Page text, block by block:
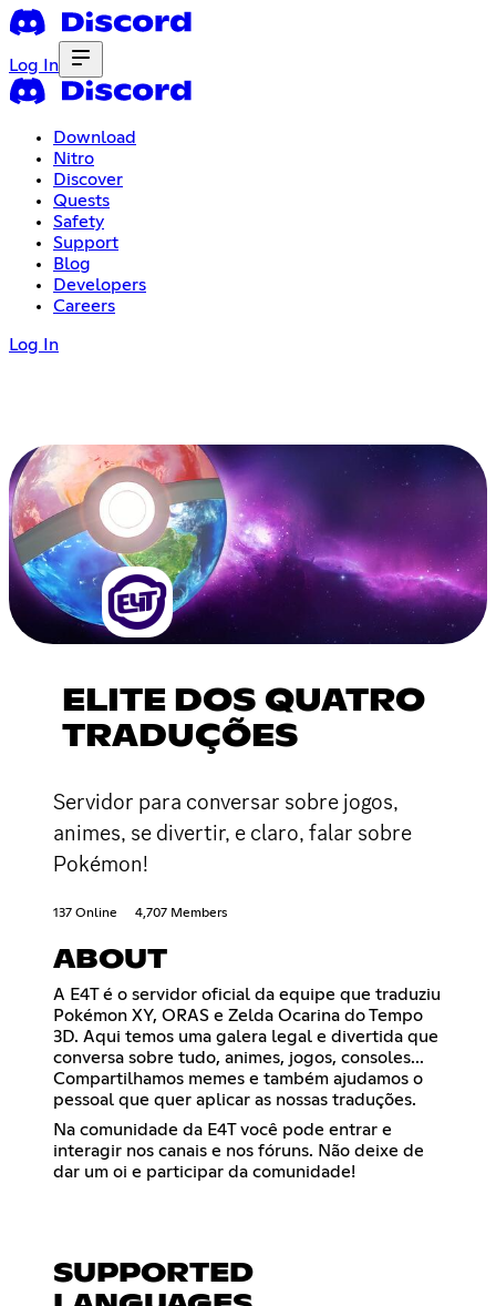
Log In
Download
Nitro
Discover
Quests
Safety
Support
Blog
Developers
Careers
Log In
ELITE DOS QUATRO
TRADUÇÕES
Servidor para conversar sobre jogos,
animes, se divertir, e claro, falar sobre
Pokémon!
137 Online 4,707 Members
ABOUT
A E4T é o servidor oficial da equipe que traduziu
Pokémon XY, ORAS e Zelda Ocarina do Tempo
3D. Aqui temos uma galera legal e divertida que
conversa sobre tudo, animes, jogos, consoles...
Compartilhamos memes e também ajudamos o
pessoal que quer aplicar as nossas traduções.
Na comunidade da E4T você pode entrar e
interagir nos canais e nos fóruns. Não deixe de
dar um oi e participar da comunidade!
SUPPORTED